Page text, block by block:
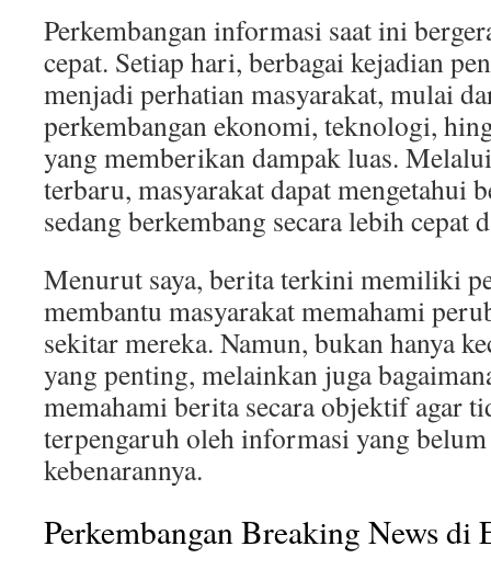
Perkembangan informasi saat ini
cepat. Setiap hari, berbagai kejadian
menjadi perhatian masyarakat, mulai
perkembangan ekonomi, teknologi,
yang memberikan dampak luas.
terbaru, masyarakat dapat mengetahui
sedang berkembang secara lebih cepat
Menurut saya, berita terkini memiliki
membantu masyarakat memahami
sekitar mereka. Namun, bukan hanya
yang penting, melainkan juga
memahami berita secara objektif agar
terpengaruh oleh informasi yang
kebenarannya.
Perkembangan Breaking News di